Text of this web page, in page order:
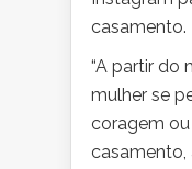
casamento.
“A partir do
mulher se
coragem
casamento,